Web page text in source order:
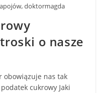
doktormagda
o nasze
obowiązuje nas tak
cukrowy Jaki